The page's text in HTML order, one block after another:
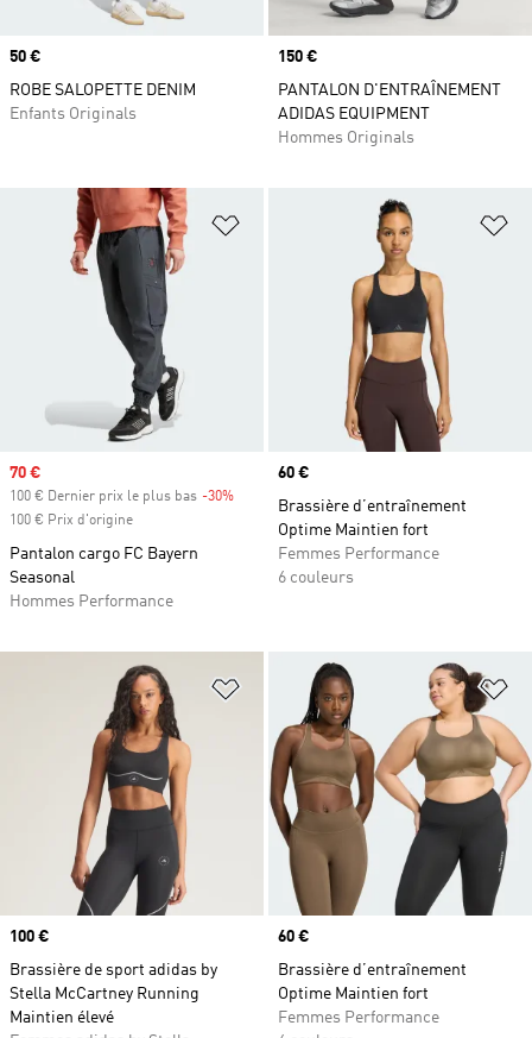
Prix
50 €
ROBE SALOPETTE DENIM
Enfants Originals
Prix
150 €
PANTALON D'ENTRAÎNEMENT
ADIDAS EQUIPMENT
Hommes Originals
Ajouter à la Liste de produits
Prix soldé
70 €
100 € Dernier prix le plus bas -30%
100 € Prix d'origine
Pantalon cargo FC Bayern
Seasonal
Hommes Performance
Prix
60 €
Brassière d’entraînement
Optime Maintien fort
Femmes Performance
6 couleurs
Ajouter à la Liste de produits
Prix
100 €
Brassière de sport adidas by
Stella McCartney Running
Maintien élevé
Prix
60 €
Brassière d’entraînement
Optime Maintien fort
Femmes Performance